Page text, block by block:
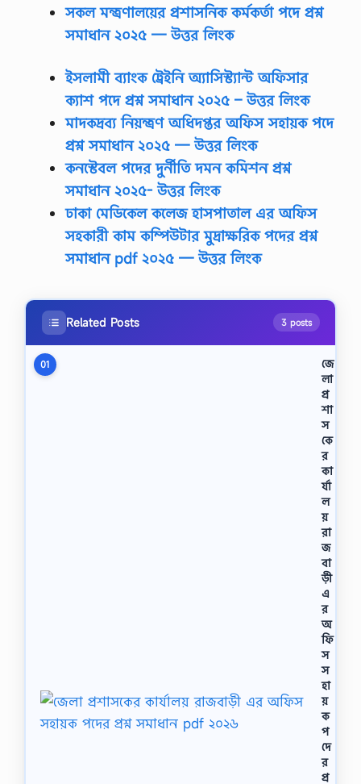
সকল মন্ত্রণালয়ের প্রশাসনিক কর্মকর্তা পদে প্রশ্ন
সমাধান ২০২৫ — উত্তর লিংক
ইসলামী ব্যাংক ট্রেইনি অ্যাসিস্ট্যান্ট অফিসার
ক্যাশ পদে প্রশ্ন সমাধান ২০২৫ – উত্তর লিংক
মাদকদ্রব্য নিয়ন্ত্রণ অধিদপ্তর অফিস সহায়ক পদে
প্রশ্ন সমাধান ২০২৫ — উত্তর লিংক
কনস্টেবল পদের দুর্নীতি দমন কমিশন প্রশ্ন
সমাধান ২০২৫- উত্তর লিংক
ঢাকা মেডিকেল কলেজ হাসপাতাল এর অফিস
সহকারী কাম কম্পিউটার মুদ্রাক্ষরিক পদের প্রশ্ন
সমাধান pdf ২০২৫ — উত্তর লিংক
Related Posts 3 posts
01
জে
লা
প্র
শা
স
কে
র
কা
র্যা
ল
য়
রা
জ
বা
ড়ী
এ
র
অ
ফি
স
স
হা
য়
ক
প
দে
র
প্র